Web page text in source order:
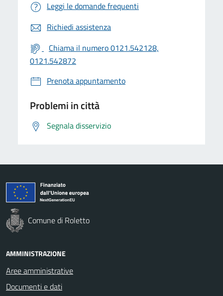
Leggi le domande frequenti
Richiedi assistenza
Chiama il numero 0121.542128,
0121.542872
Prenota appuntamento
Problemi in città
Segnala disservizio
Comune di Roletto
AMMINISTRAZIONE
Aree amministrative
Documenti e dati